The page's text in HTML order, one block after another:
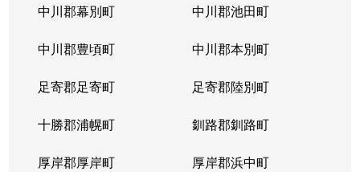
中川郡幕別町 中川郡池田町
中川郡豊頃町 中川郡本別町
足寄郡足寄町 足寄郡陸別町
十勝郡浦幌町 釧路郡釧路町
厚岸郡厚岸町 厚岸郡浜中町